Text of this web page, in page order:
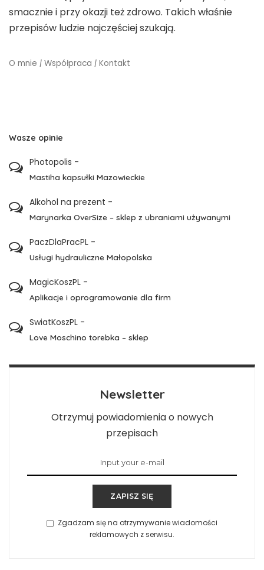
smacznie i przy okazji też zdrowo. Takich właśnie
przepisów ludzie najczęściej szukają.
O mnie | Współpraca | Kontakt
Wasze opinie
Photopolis -
Mastiha kapsułki Mazowieckie
Alkohol na prezent -
Marynarka OverSize – sklep z ubraniami używanymi
PaczDlaPracPL -
Usługi hydrauliczne Małopolska
MagicKoszPL -
Aplikacje i oprogramowanie dla firm
SwiatKoszPL -
Love Moschino torebka – sklep
Newsletter
Otrzymuj powiadomienia o nowych
przepisach
ZAPISZ SIĘ
Zgadzam się na otrzymywanie wiadomości
reklamowych z serwisu.